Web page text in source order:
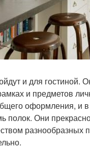
и для гостиной.
и предметов
оформления, и
полок. Они